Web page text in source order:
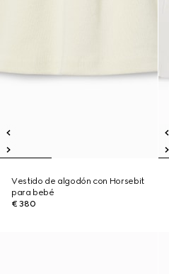
Vestido de algodón con Horsebit
para bebé
€ 380